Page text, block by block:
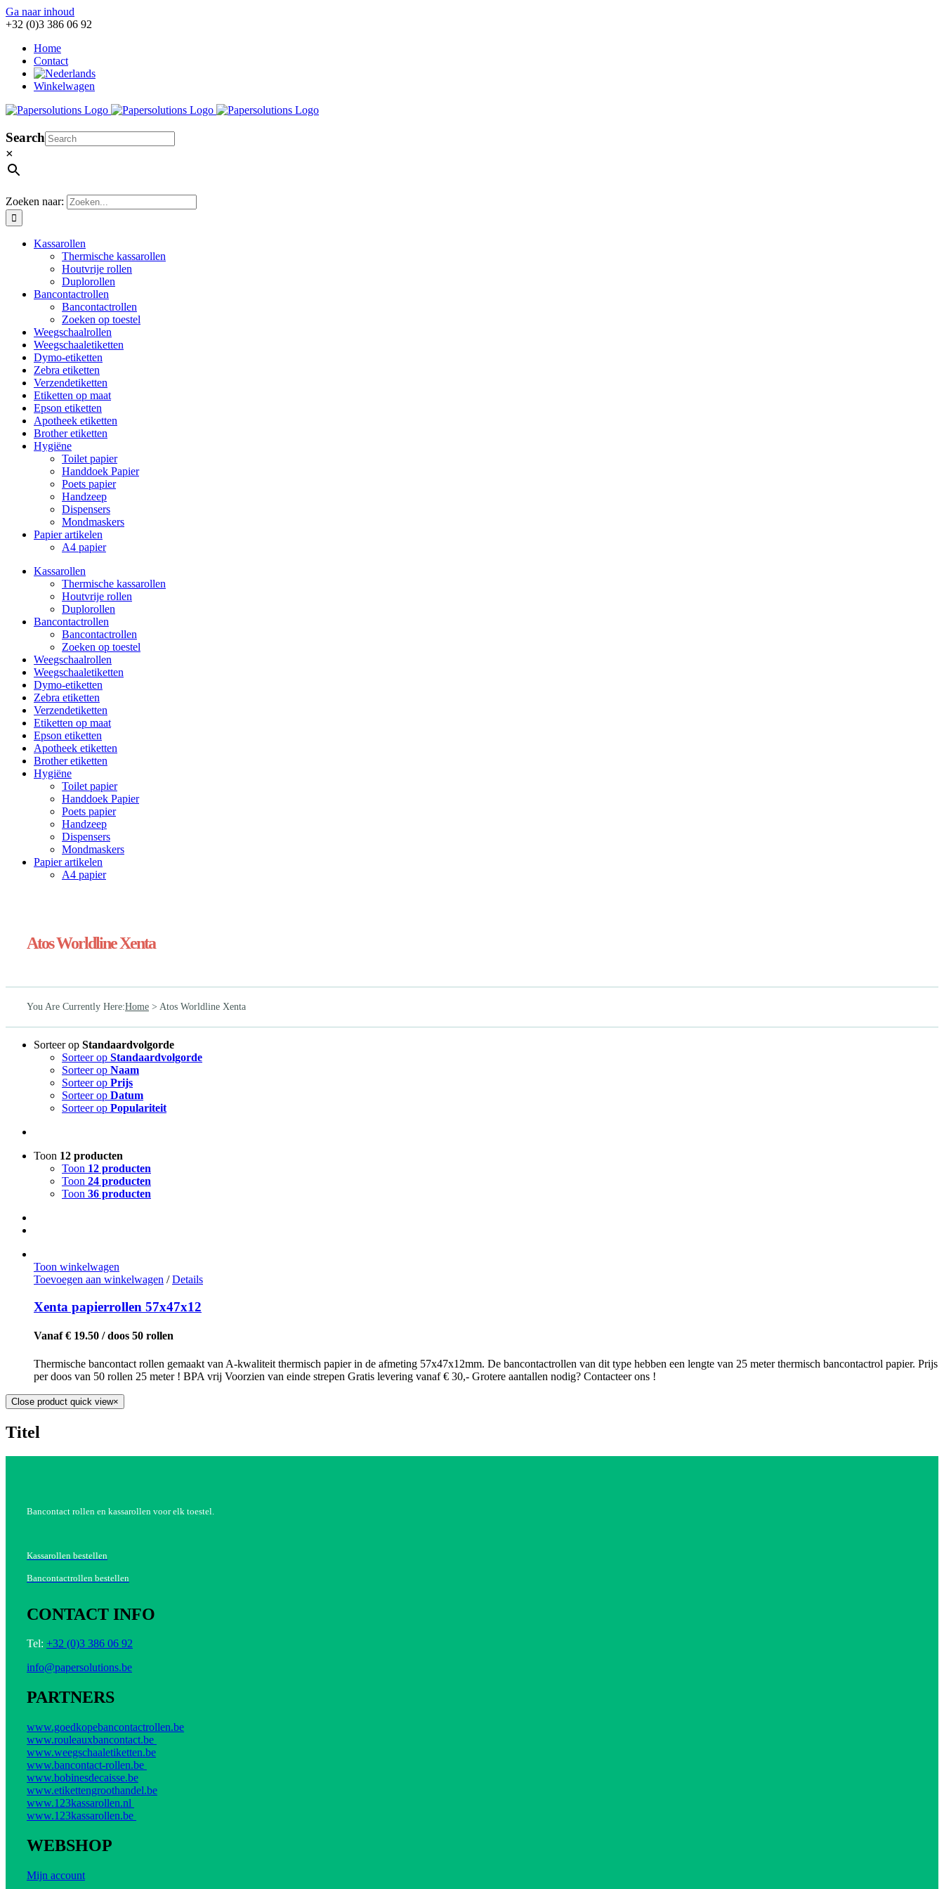
Ga naar inhoud
+32 (0)3 386 06 92
Home
Contact
Winkelwagen
Search
×
Zoeken naar:
Kassarollen
Thermische kassarollen
Houtvrije rollen
Duplorollen
Bancontactrollen
Bancontactrollen
Zoeken op toestel
Weegschaalrollen
Weegschaaletiketten
Dymo-etiketten
Zebra etiketten
Verzendetiketten
Etiketten op maat
Epson etiketten
Apotheek etiketten
Brother etiketten
Hygiëne
Toilet papier
Handdoek Papier
Poets papier
Handzeep
Dispensers
Mondmaskers
Papier artikelen
A4 papier
Kassarollen
Thermische kassarollen
Houtvrije rollen
Duplorollen
Bancontactrollen
Bancontactrollen
Zoeken op toestel
Weegschaalrollen
Weegschaaletiketten
Dymo-etiketten
Zebra etiketten
Verzendetiketten
Etiketten op maat
Epson etiketten
Apotheek etiketten
Brother etiketten
Hygiëne
Toilet papier
Handdoek Papier
Poets papier
Handzeep
Dispensers
Mondmaskers
Papier artikelen
A4 papier
Atos Worldline Xenta
You Are Currently Here:Home > Atos Worldline Xenta
Sorteer op Standaardvolgorde
Sorteer op Standaardvolgorde
Sorteer op Naam
Sorteer op Prijs
Sorteer op Datum
Sorteer op Populariteit
Toon 12 producten
Toon 12 producten
Toon 24 producten
Toon 36 producten
Toon winkelwagen
Toevoegen aan winkelwagen / Details
Xenta papierrollen 57x47x12
Vanaf € 19.50 / doos 50 rollen
Thermische bancontact rollen gemaakt van A-kwaliteit thermisch papier in de afmeting 57x47x12mm. De bancontactrollen van dit type hebben een lengte van 25 meter thermisch bancontactrol papier. Prijs
per doos van 50 rollen 25 meter ! BPA vrij Voorzien van einde strepen Gratis levering vanaf € 30,- Grotere aantallen nodig? Contacteer ons !
Close product quick view×
Titel
Bancontact rollen en kassarollen voor elk toestel.
Kassarollen bestellen
Bancontactrollen bestellen
CONTACT INFO
Tel: +32 (0)3 386 06 92
info@papersolutions.be
PARTNERS
www.goedkopebancontactrollen.be
www.rouleauxbancontact.be
www.weegschaaletiketten.be
www.bancontact-rollen.be
www.bobinesdecaisse.be
www.etikettengroothandel.be
www.123kassarollen.nl
www.123kassarollen.be
WEBSHOP
Mijn account